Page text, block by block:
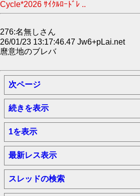
Cycle*2026 ｻｲｸﾙﾛｰﾄﾞﾚ ..
276:名無しさん
26/01/23 13:17:46.47 Jw6+pLai.net
麿意地のブレバ
次ページ
続きを表示
1を表示
最新レス表示
スレッドの検索